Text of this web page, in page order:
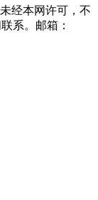
经本网许可，不
系。邮箱：